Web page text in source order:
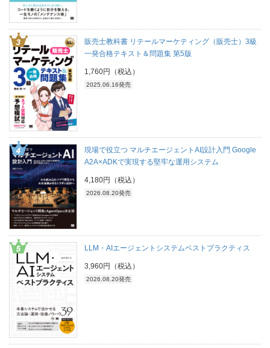
販売士教科書 リテールマーケティング（販売士）3級
一発合格テキスト＆問題集 第5版
1,760円（税込）
2025.06.16発売
現場で役立つ マルチエージェントAI設計入門 Google
A2A×ADKで実現する堅牢な運用システム
4,180円（税込）
2026.08.20発売
LLM・AIエージェントシステムベストプラクティス
3,960円（税込）
2026.08.20発売